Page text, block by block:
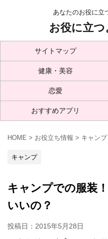
あなたのお役に立
お役に立
サイトマップ
健康・美容
恋愛
おすすめアプリ
HOME > お役立ち情報 > キャンプ
キャンプ
キャンプでの服装
いいの？
投稿日： 2015年5月28日